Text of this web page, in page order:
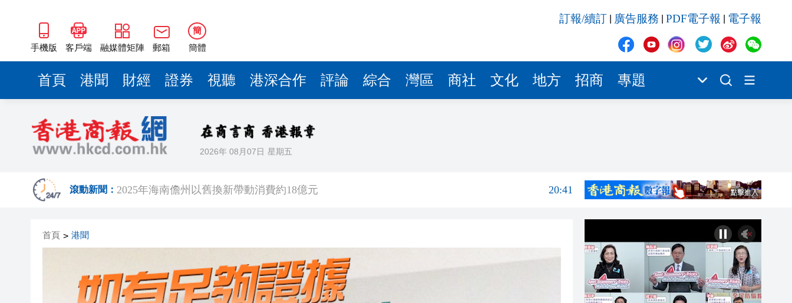
手機版 客戶端 融媒體矩陣 郵箱
簡
簡體
訂報/續訂 廣告服務 PDF電子報 電子報
首頁 港聞 財經 證券 視聽 港深合作 評論 綜合 灣區 商社 文化 地方 招商 專題
2026年 08月07日 星期五
滾動新聞：
21:51
有片 ︳【娛樂】「爺孫戀」玩完？若王青霞辦妥離婚 李龍基不排除復合可能
黎智英案｜吳良好：依法公正處理黎智英求情 罪證如山豈能妄想輕判
21:08
騰出更多時間專注做好宏福苑火災獨立委員會工作 李家超暫停3項公職委任
21:04
海南澄邁文儒煥新升級 五組數據見證文儒沉香從傳統邁向現代
梁振英率港區全國政協委員考察團來瓊考察
黎智英案｜吳良好：依法公正處理黎智英求情 罪證如山豈能妄想輕判
騰出更多時間專注做好宏福苑火災獨立委員會工作 李家超暫停3項公職委任
50餘位頂尖專家共話時代命題
首頁 > 港聞